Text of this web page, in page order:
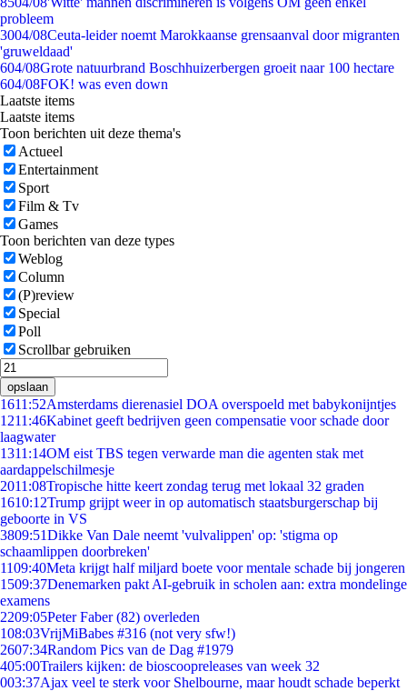
probleem
3004/08Ceuta-leider noemt Marokkaanse grensaanval door migranten
'gruweldaad'
604/08Grote natuurbrand Boschhuizerbergen groeit naar 100 hectare
604/08FOK! was even down
Laatste items
Laatste items
Toon berichten uit deze thema's
Actueel
Entertainment
Sport
Film & Tv
Games
Toon berichten van deze types
Weblog
Column
(P)review
Special
Poll
Scrollbar gebruiken
opslaan
1611:52Amsterdams dierenasiel DOA overspoeld met babykonijntjes
1211:46Kabinet geeft bedrijven geen compensatie voor schade door
laagwater
1311:14OM eist TBS tegen verwarde man die agenten stak met
aardappelschilmesje
2011:08Tropische hitte keert zondag terug met lokaal 32 graden
1610:12Trump grijpt weer in op automatisch staatsburgerschap bij
geboorte in VS
3809:51Dikke Van Dale neemt 'vulvalippen' op: 'stigma op
schaamlippen doorbreken'
1109:40Meta krijgt half miljard boete voor mentale schade bij jongeren
1509:37Denemarken pakt AI-gebruik in scholen aan: extra mondelinge
examens
2209:05Peter Faber (82) overleden
108:03VrijMiBabes #316 (not very sfw!)
2607:34Random Pics van de Dag #1979
405:00Trailers kijken: de bioscoopreleases van week 32
003:37Ajax veel te sterk voor Shelbourne, maar houdt schade beperkt